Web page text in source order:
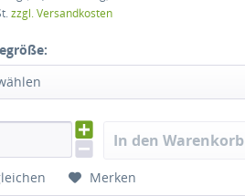
zzgl. Versandkosten
In den Warenkorb
Merken